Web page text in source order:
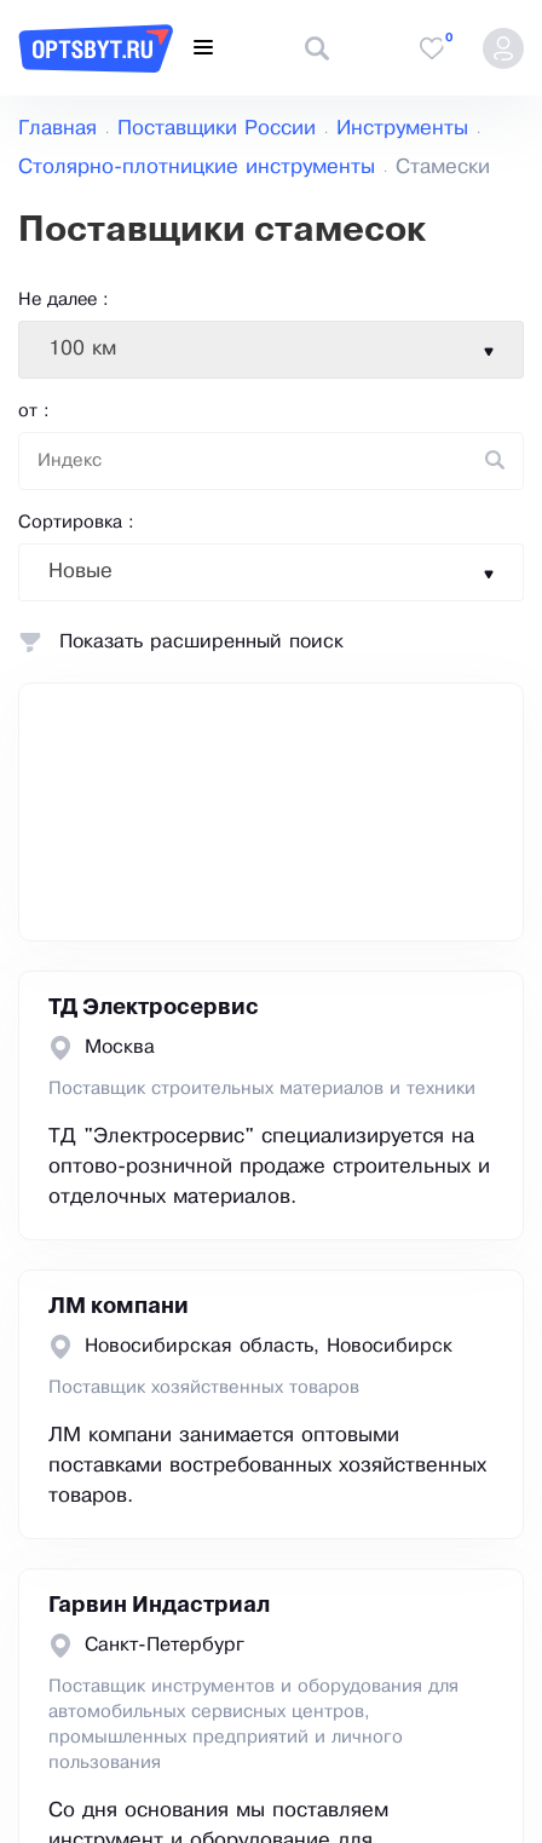
0
Главная Поставщики России Инструменты
Столярно-плотницкие инструменты Стамески
Поставщики стамесок
Не далее :
100 км
от :
Сортировка :
Новые
ТД Электросервис
Москва
Поставщик строительных материалов и техники
ТД "Электросервис" специализируется на
оптово-розничной продаже строительных и
отделочных материалов.
ЛМ компани
Новосибирская область, Новосибирск
Поставщик хозяйственных товаров
ЛМ компани занимается оптовыми
поставками востребованных хозяйственных
товаров.
Гарвин Индастриал
Санкт-Петербург
Поставщик инструментов и оборудования для
автомобильных сервисных центров,
промышленных предприятий и личного
пользования
Со дня основания мы поставляем
Показать расширенный поиск